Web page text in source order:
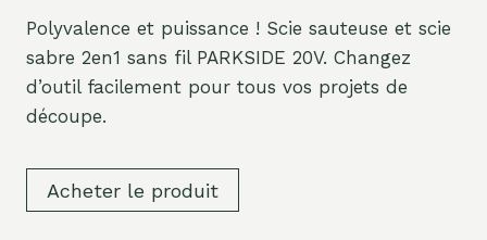
Polyvalence et puissance ! Scie sauteuse et scie
sabre 2en1 sans fil PARKSIDE 20V. Changez
d’outil facilement pour tous vos projets de
découpe.
Acheter le produit